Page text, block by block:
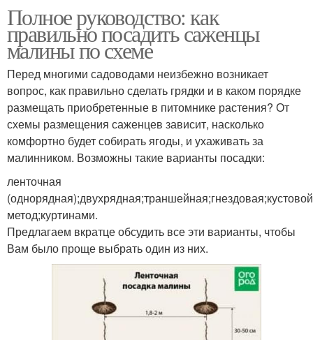
Полное руководство: как
правильно посадить саженцы
малины по схеме
Перед многими садоводами неизбежно возникает
вопрос, как правильно сделать грядки и в каком порядке
размещать приобретенные в питомнике растения? От
схемы размещения саженцев зависит, насколько
комфортно будет собирать ягоды, и ухаживать за
малинником. Возможны такие варианты посадки:
ленточная
(однорядная);двухрядная;траншейная;гнездовая;кустовой
метод;куртинами.
Предлагаем вкратце обсудить все эти варианты, чтобы
Вам было проще выбрать один из них.